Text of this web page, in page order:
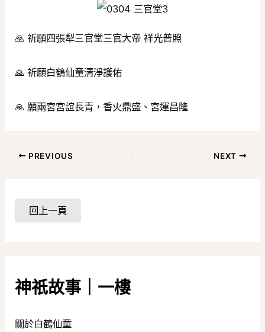
神祇故事｜一樓
關於白鶴仙童
🙏 祈願四張犁三官堂三官大帝 祥光普照
🙏 祈願白鶴仙童清淨護佑
🙏 願兩宮宮誼長青，香火鼎盛、宮運昌隆
PREVIOUS NEXT